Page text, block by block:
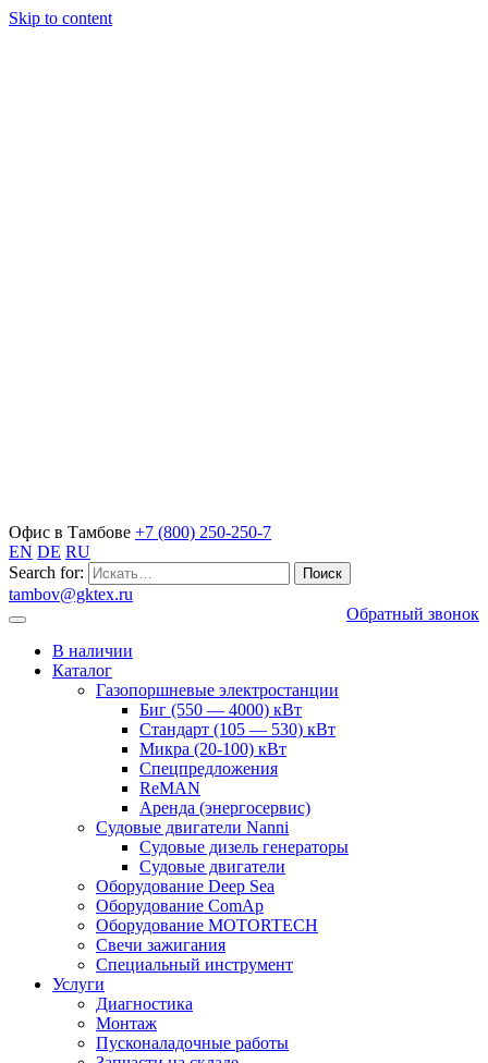
Skip to content
Офис в Тамбове +7 (800) 250-250-7
EN DE RU
Search for:
tambov@gktex.ru
Обратный звонок
В наличии
Каталог
Газопоршневые электростанции
Биг (550 — 4000) кВт
Стандарт (105 — 530) кВт
Микра (20-100) кВт
Спецпредложения
ReMAN
Аренда (энергосервис)
Судовые двигатели Nanni
Судовые дизель генераторы
Судовые двигатели
Оборудование Deep Sea
Оборудование ComAp
Оборудование MOTORTECH
Свечи зажигания
Специальный инструмент
Услуги
Диагностика
Монтаж
Пусконаладочные работы